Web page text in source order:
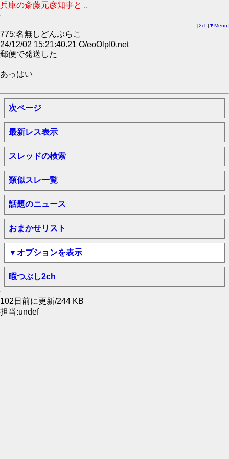
兵庫の斎藤元彦知事と ..
[2ch| ▼Menu]
775:名無しどんぶらこ
24/12/02 15:21:40.21 O/eoOlpI0.net
郵便で発送した
あっはい
次ページ
最新レス表示
スレッドの検索
類似スレ一覧
話題のニュース
おまかせリスト
▼オプションを表示
暇つぶし2ch
102日前に更新/244 KB
担当:undef